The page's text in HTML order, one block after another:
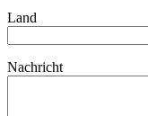
Land
Nachricht